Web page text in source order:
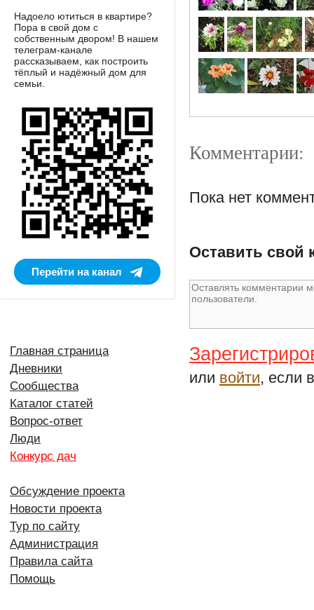
Комментарии:
Пока нет
Оставить свой
или войти, если
Надоело ютиться в квартире?
Пора в свой дом с
собственным двором! В нашем
телеграм-канале
рассказываем, как построить
тёплый и надёжный дом для
семьи.
Перейти на канал
Главная страница
Дневники
Сообщества
Каталог статей
Вопрос-ответ
Люди
Конкурс дач
Обсуждение проекта
Новости проекта
Тур по сайту
Администрация
Правила сайта
Помощь